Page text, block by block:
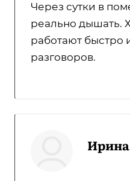
Через сутки в
реально дышать.
работают быстро
разговоров.